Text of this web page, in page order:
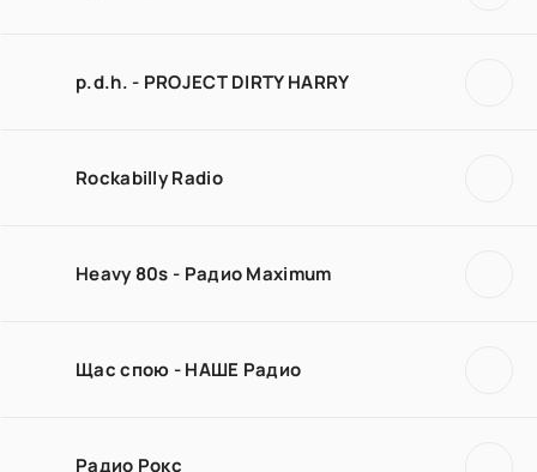
p.d.h. - PROJECT DIRTY HARRY
Rockabilly Radio
Heavy 80s - Радио Maximum
Щас спою - НАШЕ Радио
Радио Рокс